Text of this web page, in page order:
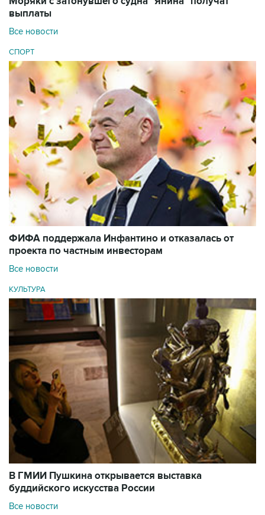
выплаты
Все новости
СПОРТ
ФИФА поддержала Инфантино и отказалась от
проекта по частным инвесторам
Все новости
КУЛЬТУРА
В ГМИИ Пушкина открывается выставка
буддийского искусства России
Все новости